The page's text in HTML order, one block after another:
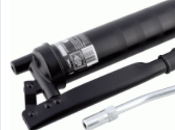
Шприц рычажно-плунжерный